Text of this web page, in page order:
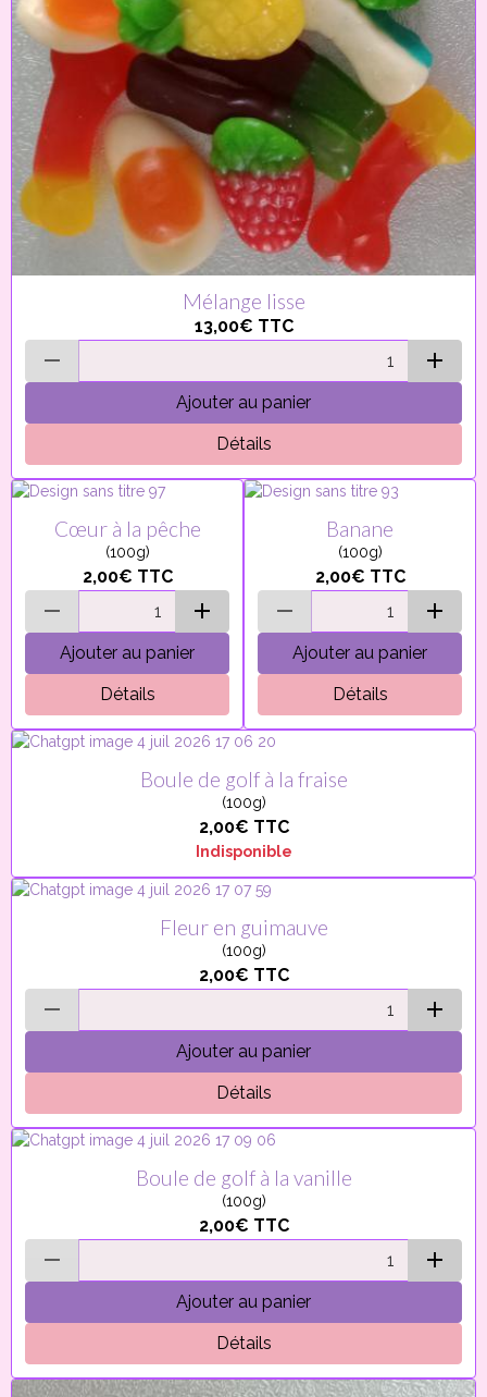
Mélange lisse
13,00€ TTC
Ajouter au panier
Détails
Cœur à la pêche
(100g)
2,00€ TTC
Ajouter au panier
Détails
Banane
(100g)
2,00€ TTC
Ajouter au panier
Détails
Boule de golf à la fraise
(100g)
2,00€ TTC
Indisponible
Fleur en guimauve
(100g)
2,00€ TTC
Ajouter au panier
Détails
Boule de golf à la vanille
(100g)
2,00€ TTC
Ajouter au panier
Détails